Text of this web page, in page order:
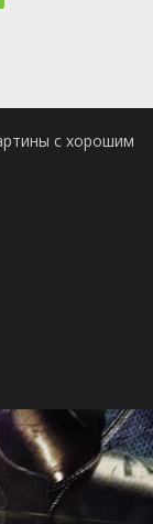
с хорошим